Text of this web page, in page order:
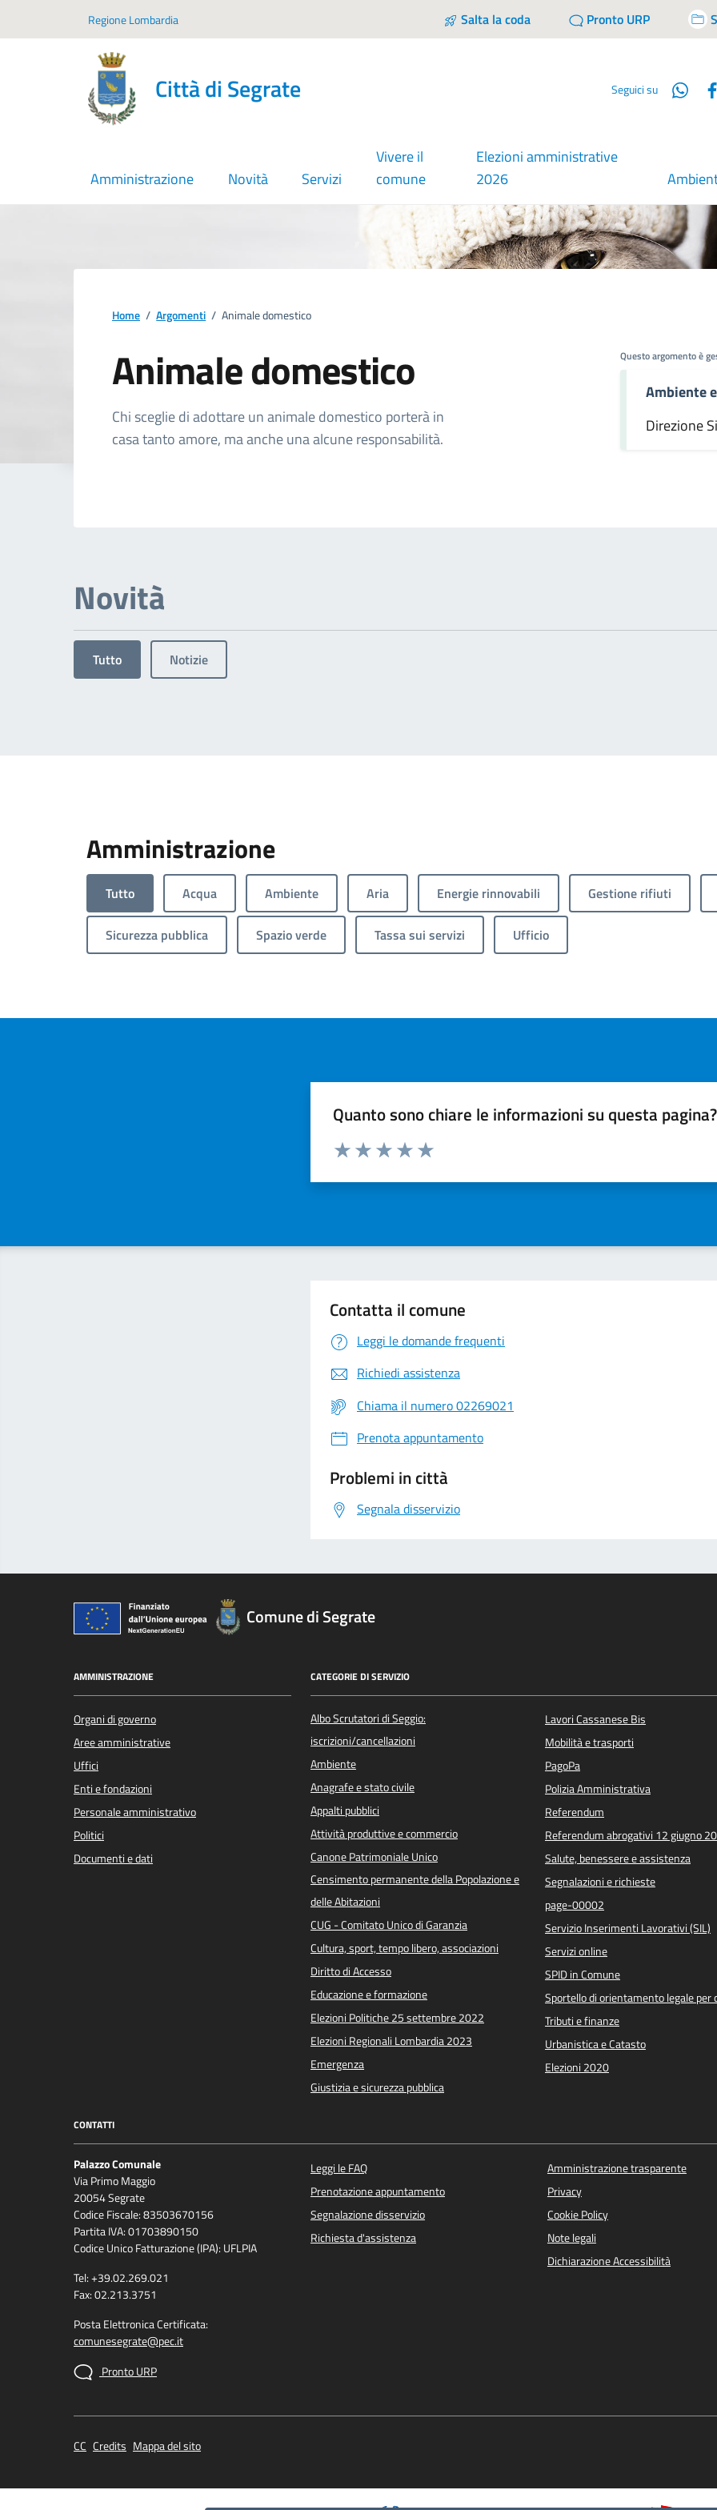
Regione Lombardia Salta la coda Pronto URP
Città di Segrate Seguici su
Amministrazione Novità Servizi
Vivere il
comune
Elezioni amministrative
2026
Home / Argomenti / Animale domestico
Animale domestico
Dettagli dell'argomento
Chi sceglie di adottare un animale domestico porterà in
casa tanto amore, ma anche una alcune responsabilità.
Questo argomento è
Ambiente
Direzione
Novità
Tutto Notizie
Amministrazione
Tutto Acqua Ambiente Aria Energie rinnovabili Gestione rifiuti
Sicurezza pubblica Spazio verde Tassa sui servizi Ufficio
Quanto sono chiare le informazioni su questa pagina?
Valuta da 1 a 5 stelle la pagina
Contatta il comune
Leggi le domande frequenti
Richiedi assistenza
Chiama il numero 02269021
Prenota appuntamento
Problemi in città
Segnala disservizio
Comune di Segrate
AMMINISTRAZIONE
Organi di governo
Aree amministrative
Uffici
Enti e fondazioni
Personale amministrativo
Politici
Documenti e dati
CATEGORIE DI SERVIZIO
Albo Scrutatori di Seggio:
iscrizioni/cancellazioni
Ambiente
Anagrafe e stato civile
Appalti pubblici
Attività produttive e commercio
Canone Patrimoniale Unico
Censimento permanente della Popolazione e
delle Abitazioni
CUG - Comitato Unico di Garanzia
Cultura, sport, tempo libero, associazioni
Diritto di Accesso
Educazione e formazione
Elezioni Politiche 25 settembre 2022
Elezioni Regionali Lombardia 2023
Emergenza
Giustizia e sicurezza pubblica
Lavori Cassanese Bis
Mobilità e trasporti
PagoPa
Polizia Amministrativa
Referendum
Referendum abrogativi 12 giugno
Salute, benessere e assistenza
Segnalazioni e richieste
page-00002
Servizio Inserimenti Lavorativi (SIL)
Servizi online
SPID in Comune
Sportello di orientamento legale per
Tributi e finanze
Urbanistica e Catasto
Elezioni 2020
CONTATTI
Palazzo Comunale
Via Primo Maggio
20054 Segrate
Codice Fiscale: 83503670156
Partita IVA: 01703890150
Codice Unico Fatturazione (IPA): UFLPIA
Tel: +39.02.269.021
Fax: 02.213.3751
Posta Elettronica Certificata:
comunesegrate@pec.it
Pronto URP
Leggi le FAQ
Prenotazione appuntamento
Segnalazione disservizio
Richiesta d'assistenza
Amministrazione trasparente
Privacy
Cookie Policy
Note legali
Dichiarazione Accessibilità
CC Credits Mappa del sito